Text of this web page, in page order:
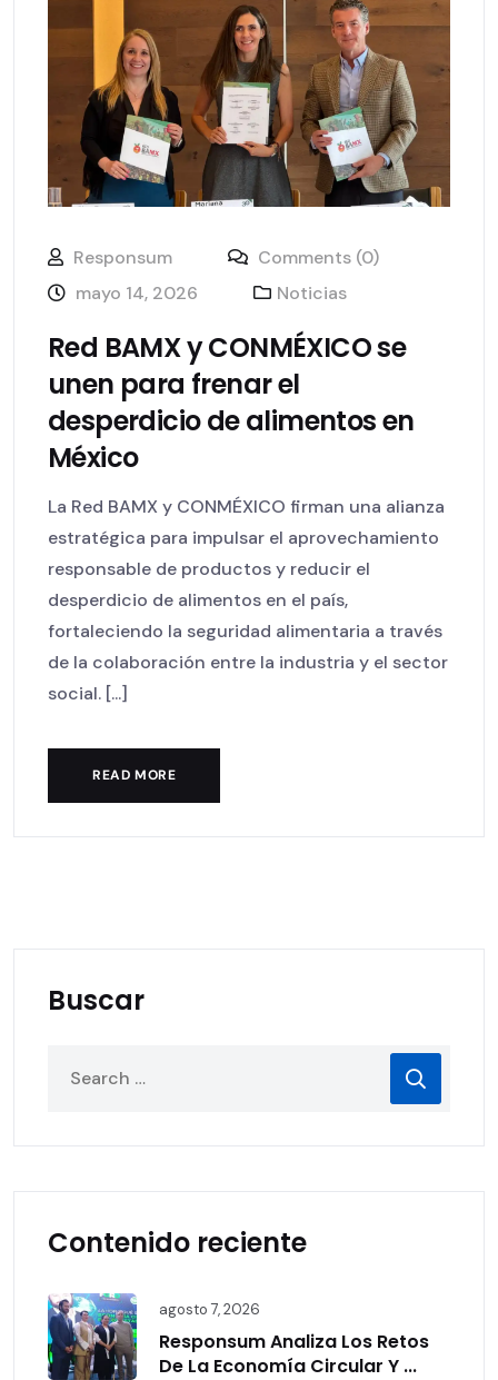
Responsum
Comments (0)
mayo 14, 2026
Noticias
Red BAMX y CONMÉXICO se
unen para frenar el
desperdicio de alimentos en
México
La Red BAMX y CONMÉXICO firman una alianza
estratégica para impulsar el aprovechamiento
responsable de productos y reducir el
desperdicio de alimentos en el país,
fortaleciendo la seguridad alimentaria a través
de la colaboración entre la industria y el sector
social. [...]
READ MORE
Buscar
Contenido reciente
agosto 7, 2026
Responsum Analiza Los Retos
De La Economía Circular Y ...